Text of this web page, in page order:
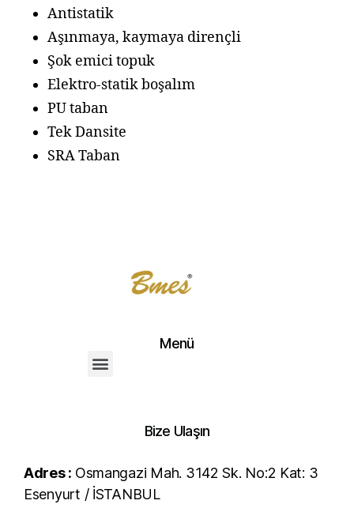
Antistatik
Aşınmaya, kaymaya dirençli
Şok emici topuk
Elektro-statik boşalım
PU taban
Tek Dansite
SRA Taban
Menü
Bize Ulaşın
Adres : Osmangazi Mah. 3142 Sk. No:2 Kat: 3
Esenyurt / İSTANBUL